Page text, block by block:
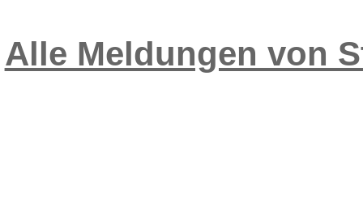
Alle Meldungen von